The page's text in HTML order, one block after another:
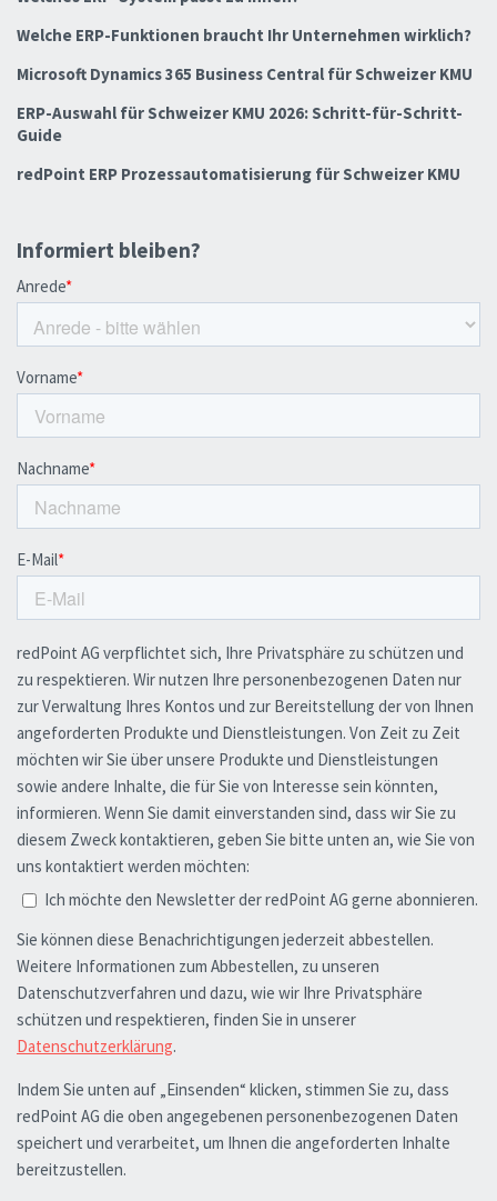
Welche ERP-Funktionen braucht Ihr Unternehmen wirklich?
Microsoft Dynamics 365 Business Central für Schweizer KMU
ERP-Auswahl für Schweizer KMU 2026: Schritt-für-Schritt-
Guide
redPoint ERP Prozessautomatisierung für Schweizer KMU
Informiert bleiben?